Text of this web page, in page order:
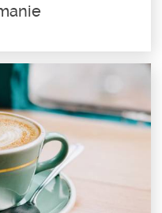
nader często kasztelem,
wieku....